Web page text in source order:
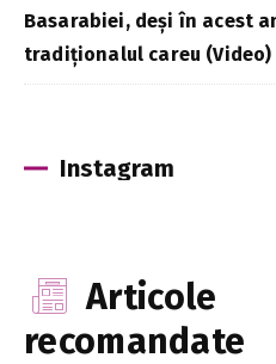
Basarabiei, deși în acest
tradiționalul careu (Video)
Instagram
Articole
recomandate